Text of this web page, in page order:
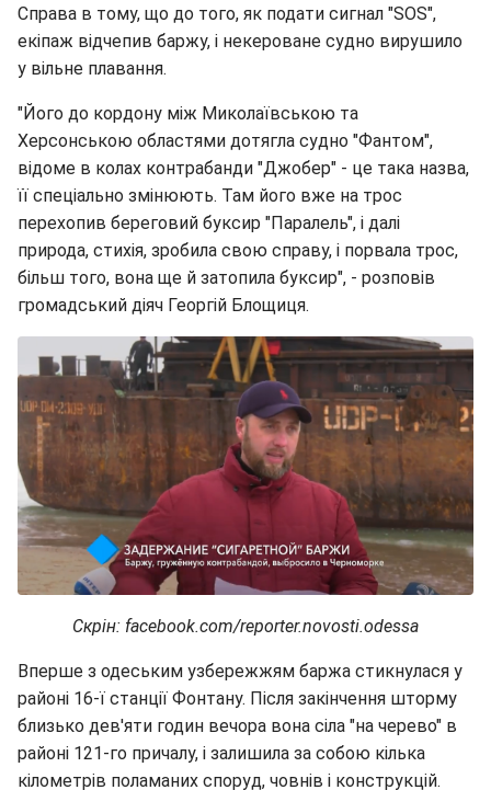
Справа в тому, що до того, як подати сигнал "SOS",
екіпаж відчепив баржу, і некероване судно вирушило
у вільне плавання.
"Його до кордону між Миколаївською та
Херсонською областями дотягла судно "Фантом",
відоме в колах контрабанди "Джобер" - це така назва,
її спеціально змінюють. Там його вже на трос
перехопив береговий буксир "Паралель", і далі
природа, стихія, зробила свою справу, і порвала трос,
більш того, вона ще й затопила буксир", - розповів
громадський діяч Георгій Блощиця.
Скрін: facebook.com/reporter.novosti.odessa
Вперше з одеським узбережжям баржа стикнулася у
районі 16-ї станції Фонтану. Після закінчення шторму
близько дев'яти годин вечора вона сіла "на черево" в
районі 121-го причалу, і залишила за собою кілька
кілометрів поламаних споруд, човнів і конструкцій.